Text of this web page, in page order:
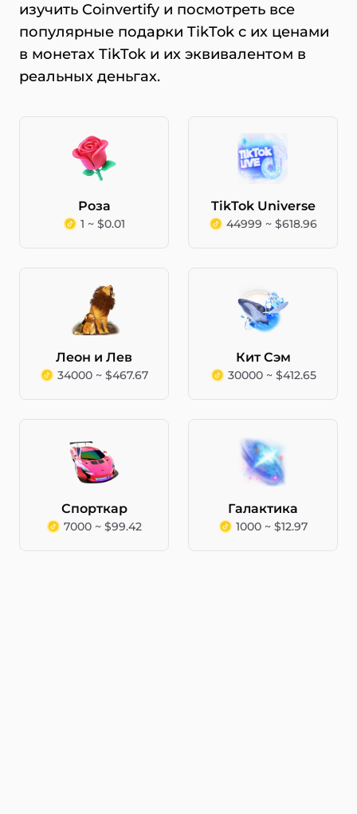
изучить Coinvertify и посмотреть все
популярные подарки TikTok с их ценами
в монетах TikTok и их эквивалентом в
реальных деньгах.
Роза
1 ~ $0.01
TikTok Universe
44999 ~ $618.96
Леон и Лев
34000 ~ $467.67
Кит Сэм
30000 ~ $412.65
Спорткар
7000 ~ $99.42
Галактика
1000 ~ $12.97